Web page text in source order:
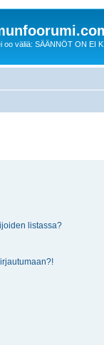
oo väliä: SÄÄNNÖT ON EI
listassa?